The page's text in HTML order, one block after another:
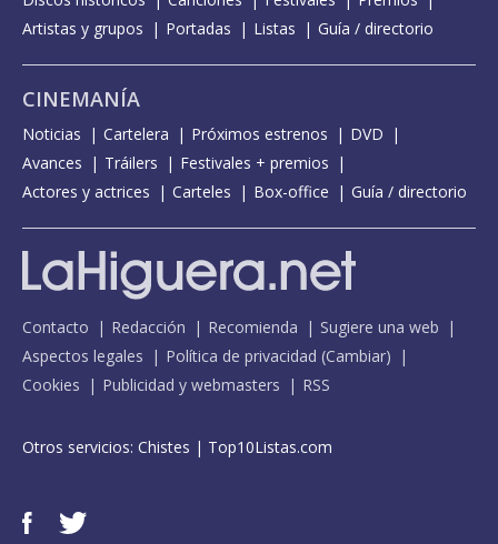
Artistas y grupos
Portadas Listas Guía / directorio
CINEMANÍA
Noticias Cartelera Próximos estrenos
DVD
Avances
Tráilers
Festivales + premios
Actores y actrices
Carteles Box-office Guía / directorio
Contacto Redacción Recomienda
Sugiere una web
Aspectos legales
Política de privacidad (Cambiar)
Cookies
Publicidad y webmasters RSS
Otros servicios: Chistes | Top10Listas.com